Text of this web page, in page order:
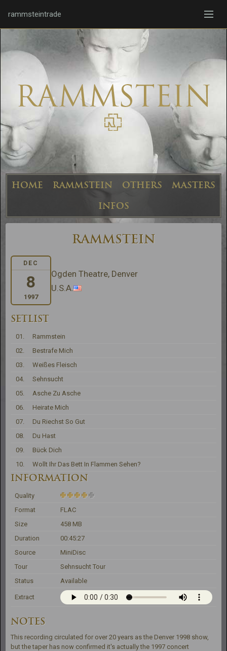
rammsteintrade
HOME RAMMSTEIN OTHERS
MASTERS
INFOS
RAMMSTEIN
DEC
8
1997
Ogden Theatre, Denver
U.S.A.
SETLIST
01.
Rammstein
02.
Bestrafe Mich
03.
Weißes Fleisch
04.
Sehnsucht
05.
Asche Zu Asche
06.
Heirate Mich
07.
Du Riechst So Gut
08.
Du Hast
09.
Bück Dich
10.
Wollt Ihr Das Bett In Flammen Sehen?
INFORMATION
Quality
Format
FLAC
Size
458 MB
Duration
00:45:27
Source
MiniDisc
Tour
Sehnsucht Tour
Status
Available
Extract
NOTES
This recording circulated for over 20 years as the Denver 1998 show,
but the taper has now confirmed it's actually the 1997 concert